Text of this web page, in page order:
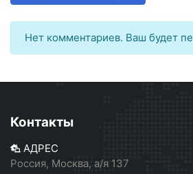
Нет комментариев. Ваш будет
Контакты
АДРЕС
Россия, Москва, а/я 137